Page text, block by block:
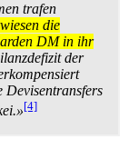
trafen
die
DM in ihr
der
Devisen­transfers
[4]